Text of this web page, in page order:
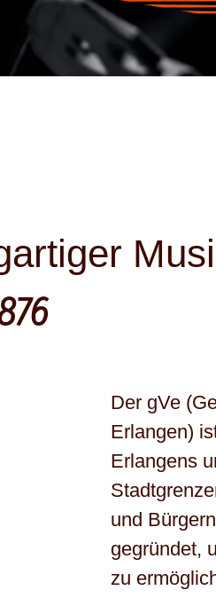
Der gVe
Erlangen)
Erlangens
und
gegründet,
zu